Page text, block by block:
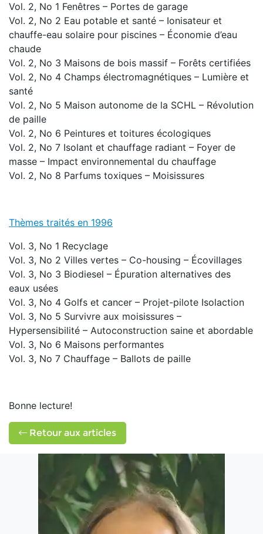
Vol. 2, No 1 Fenêtres – Portes de garage
Vol. 2, No 2 Eau potable et santé – Ionisateur et
chauffe-eau solaire pour piscines – Économie d’eau
chaude
Vol. 2, No 3 Maisons de bois massif – Forêts certifiées
Vol. 2, No 4 Champs électromagnétiques – Lumière et
santé
Vol. 2, No 5 Maison autonome de la SCHL – Révolution
de paille
Vol. 2, No 6 Peintures et toitures écologiques
Vol. 2, No 7 Isolant et chauffage radiant – Foyer de
masse – Impact environnemental du chauffage
Vol. 2, No 8 Parfums toxiques – Moisissures
Thèmes traités en 1996
Vol. 3, No 1 Recyclage
Vol. 3, No 2 Villes vertes – Co-housing – Écovillages
Vol. 3, No 3 Biodiesel – Épuration alternatives des
eaux usées
Vol. 3, No 4 Golfs et cancer – Projet-pilote Isolaction
Vol. 3, No 5 Survivre aux moisissures –
Hypersensibilité – Autoconstruction saine et abordable
Vol. 3, No 6 Maisons performantes
Vol. 3, No 7 Chauffage – Ballots de paille
Bonne lecture!
Retour aux articles